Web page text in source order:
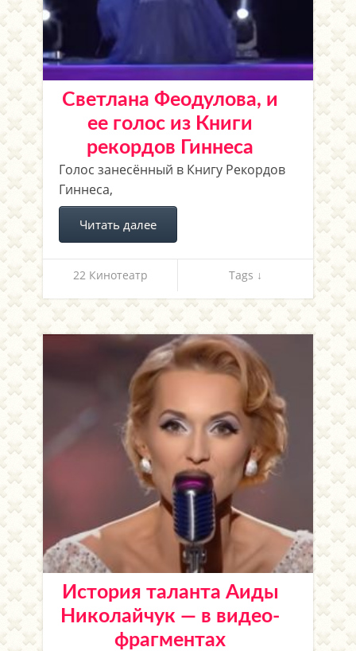
Светлана Феодулова, и
ее голос из Книги
рекордов Гиннеса
Голос занесённый в Книгу Рекордов
Гиннеса,
Читать далее
22 Кинотеатр Tags ↓
История таланта Аиды
Николайчук — в видео-
фрагментах